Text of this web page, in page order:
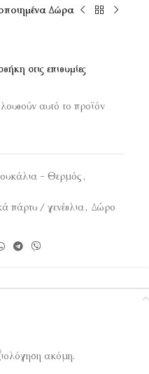
Δώρα
στις επιθυμίες
αυτό το προϊόν
- Θερμός ,
πάρτυ / γενέθλια, Δώρο
ακόμη.